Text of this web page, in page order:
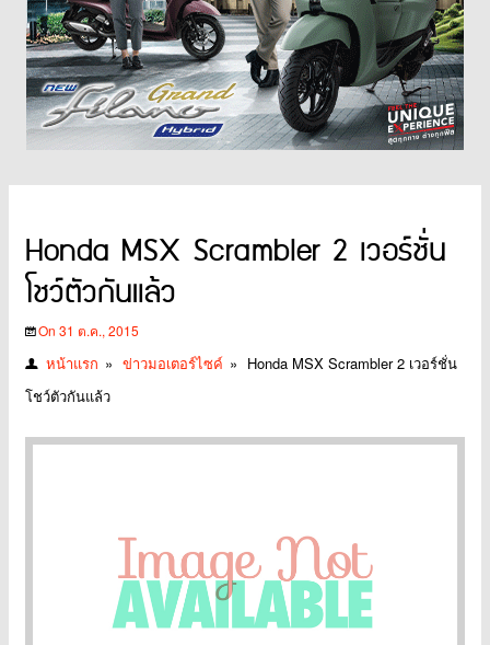
Honda MSX Scrambler 2 เวอร์ชั่น
โชว์ตัวกันแล้ว
On 31 ต.ค., 2015
หน้าแรก » ข่าวมอเตอร์ไซค์ » Honda MSX Scrambler 2 เวอร์ชั่น
โชว์ตัวกันแล้ว